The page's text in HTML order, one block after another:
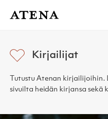
Atena Kustannus
Kirjailijat
Tutustu Atenan
sivuilta heidän kirjansa sekä